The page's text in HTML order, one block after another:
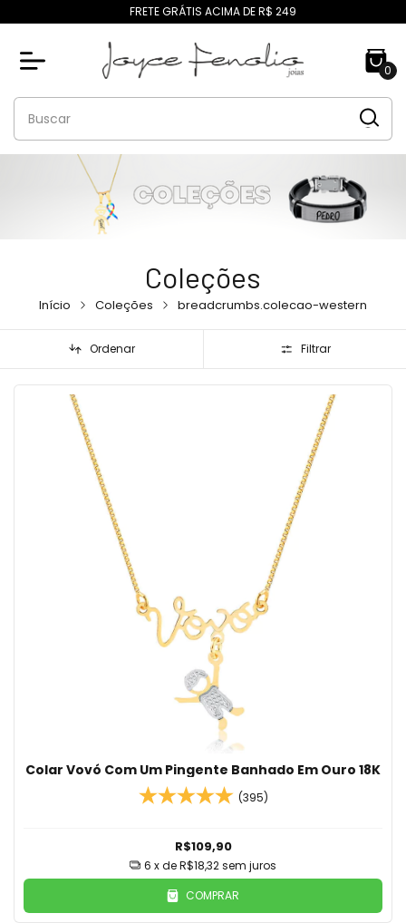
FRETE GRÁTIS ACIMA DE R$ 249
0
Coleções
Início Coleções breadcrumbs.colecao-western
Ordenar Filtrar
Colar Vovó Com Um Pingente Banhado Em Ouro 18K
(395)
R$109,90
6 x deR$18,32sem juros
COMPRAR